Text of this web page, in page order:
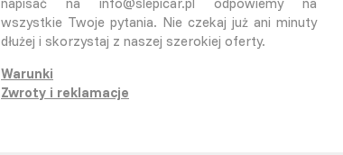
wszystkie Twoje pytania. Nie czekaj już ani minuty
dłużej i skorzystaj z naszej szerokiej oferty.
Warunki
Zwroty i reklamacje